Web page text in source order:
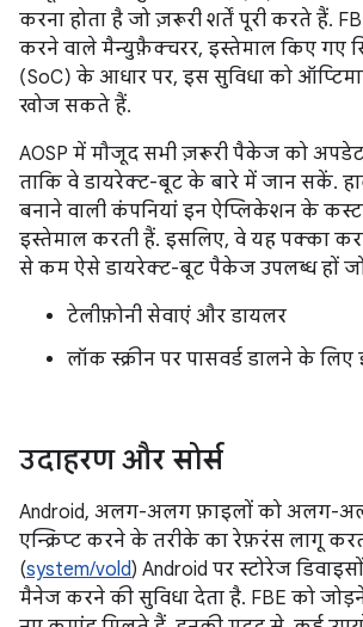
करना होता है जो ज़रूरी शर्तें पूरी करते हैं.
करने वाले मैन्युफ़ैक्चरर, इस्तेमाल किए गए
(SoC) के आधार पर, इस सुविधा को
खोज सकते हैं.
AOSP में मौजूद सभी ज़रूरी पैकेज को अपडेट
ताकि वे डायरेक्ट-बूट के बारे में जान सकें.
बनाने वाली कंपनियां इन ऐप्लिकेशन के
इस्तेमाल करती हैं. इसलिए, वे यह पक्का
से कम ऐसे डायरेक्ट-बूट पैकेज उपलब्ध हों
टेलीफ़ोनी सेवाएं और डायलर
लॉक स्क्रीन पर पासवर्ड डालने के
उदाहरण और सोर्स
Android, अलग-अलग फ़ाइलों को अलग-
एन्क्रिप्ट करने के तरीके का रेफ़रंस लागू
(system/vold) Android पर स्टोरेज
मैनेज करने की सुविधा देता है. FBE को